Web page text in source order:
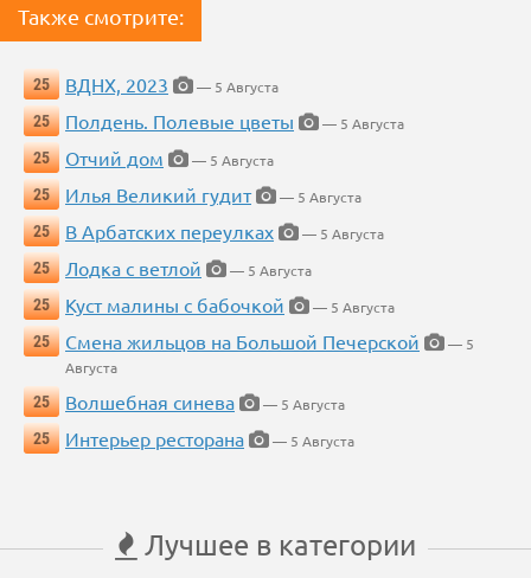
Также смотрите:
25 ВДНХ, 2023
— 5 Августа
25
Полдень. Полевые цветы
— 5 Августа
25
Отчий дом
— 5 Августа
25
Илья Великий гудит
— 5 Августа
25
В Арбатских переулках
— 5 Августа
25
Лодка с ветлой
— 5 Августа
25
Куст малины с бабочкой
— 5 Августа
25
Смена жильцов на Большой Печерской
— 5
Августа
25
Волшебная синева
— 5 Августа
25
Интерьер ресторана — 5 Августа
Лучшее в категории